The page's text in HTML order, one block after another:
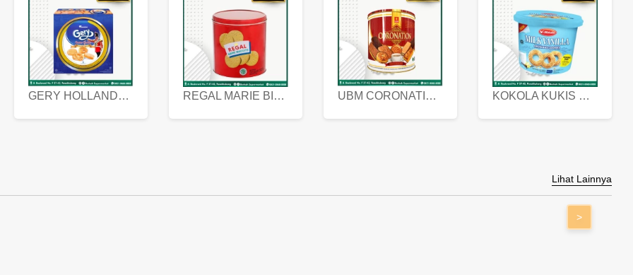
GERY HOLLANDA BUTTER COOKIES 450 GRAM REGAL MARIE BISCUIT KALENG 550 GRAM UBM CORONATION ASSORTED BISKUIT KALENG 450 GRAM KOKOLA KUKIS HYGIENIC MILK VANILLA PACK 320 GR
Lihat Lainnya
>